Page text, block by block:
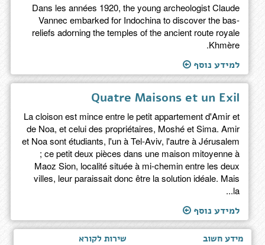
Dans les années 1920, the young archeologist Claude
Vannec embarked for Indochina to discover the bas-
reliefs adorning the temples of the ancient route royale
Khmère.
למידע נוסף
Quatre Maisons et un Exil
La cloison est mince entre le petit appartement d'Amir et
de Noa, et celui des propriétaires, Moshé et Sima. Amir
et Noa sont étudiants, l'un à Tel-Aviv, l'autre à Jérusalem
; ce petit deux pièces dans une maison mitoyenne à
Maoz Sion, localité située à mi-chemin entre les deux
villes, leur paraissait donc être la solution idéale. Mais
la...
למידע נוסף
מידע חשוב שירות לקורא